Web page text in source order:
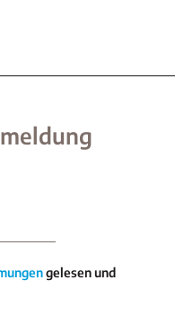
gelesen und